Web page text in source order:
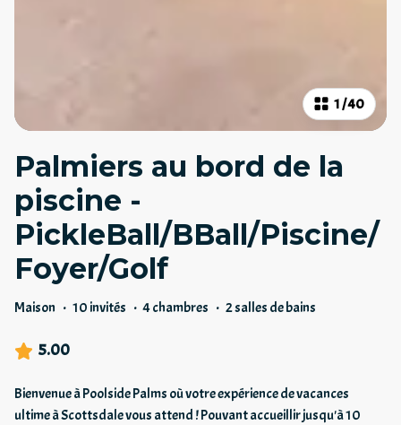
1/40
Palmiers au bord de la
piscine -
PickleBall/BBall/Piscine/
Foyer/Golf
Maison · 10 invités · 4 chambres · 2 salles de bains
5.00
Bienvenue à Poolside Palms où votre expérience de vacances
ultime à Scottsdale vous attend ! Pouvant accueillir jusqu'à 10